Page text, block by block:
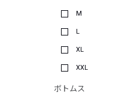
M
L
XL
XXL
ボトムス